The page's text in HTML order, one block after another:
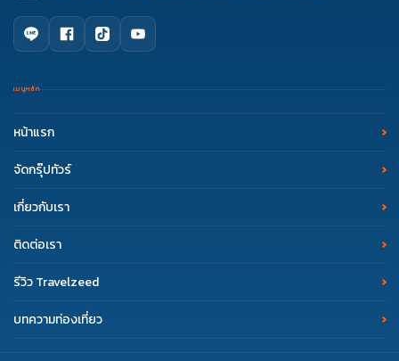
เมนูหลัก
หน้าแรก
จัดกรุ๊ปทัวร์
เกี่ยวกับเรา
ติดต่อเรา
รีวิว Travelzeed
บทความท่องเที่ยว